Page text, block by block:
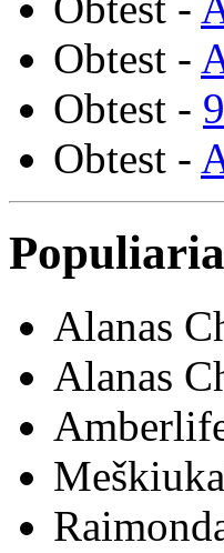
Obtest -
Obtest -
Obtest -
Alanas
Alanas